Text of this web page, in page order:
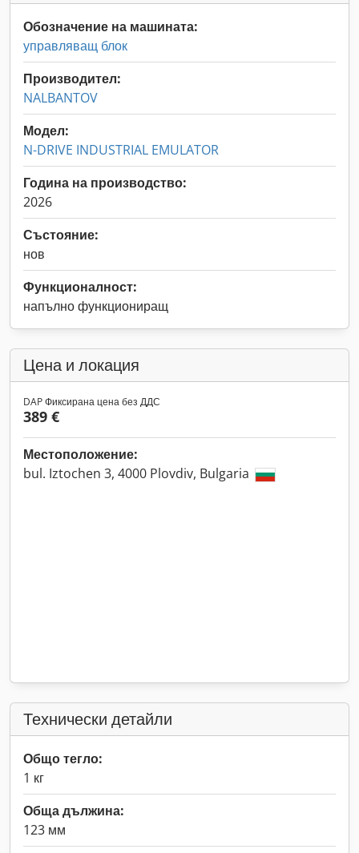
Обозначение на машината:
управляващ блок
Производител:
NALBANTOV
Модел:
N-DRIVE INDUSTRIAL EMULATOR
Година на производство:
2026
Състояние:
нов
Функционалност:
напълно функциониращ
Цена и локация
DAP Фиксирана цена без ДДС
389 €
Местоположение:
bul. Iztochen 3, 4000 Plovdiv, Bulgaria
Технически детайли
Общо тегло:
1 кг
Обща дължина:
123 мм